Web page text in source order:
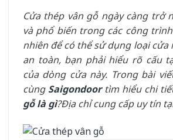
Cửa thép vân gỗ ngày càng trở
và phổ biến trong các công
nhiên để có thể sử dụng loại cửa
an toàn, bạn phải hiểu rõ cấu
của dòng cửa này. Trong bài
cùng Saigondoor tìm hiểu chi
gỗ là gì?Địa chỉ cung cấp uy tín